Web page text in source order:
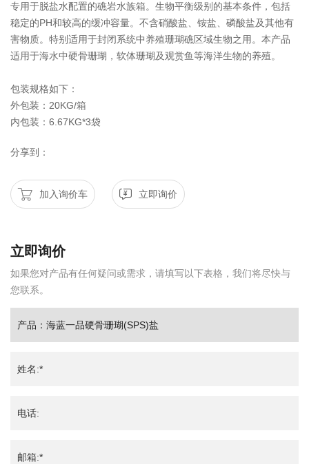
专用于脱盐水配置的礁岩水族箱。生物平衡级别的基本条件，包括
稳定的PH和较高的缓冲容量。不含硝酸盐、铵盐、磷酸盐及其他有
害物质。特别适用于封闭系统中养殖珊瑚礁区域生物之用。本产品
适用于海水中硬骨珊瑚，软体珊瑚及观赏鱼等海洋生物的养殖。
包装规格如下：
外包装：20KG/箱
内包装：6.67KG*3袋
分享到：
加入询价车 立即询价
立即询价
如果您对产品有任何疑问或需求，请填写以下表格，我们将尽快与
您联系。